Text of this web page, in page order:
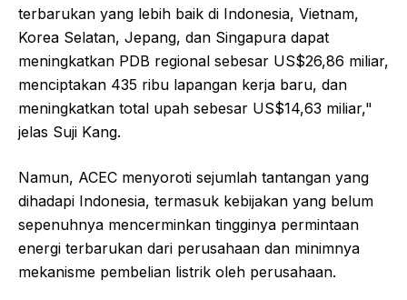
terbarukan yang lebih baik di Indonesia, Vietnam,
Korea Selatan, Jepang, dan Singapura dapat
meningkatkan PDB regional sebesar US$26,86 miliar,
menciptakan 435 ribu lapangan kerja baru, dan
meningkatkan total upah sebesar US$14,63 miliar,"
jelas Suji Kang.
Namun, ACEC menyoroti sejumlah tantangan yang
dihadapi Indonesia, termasuk kebijakan yang belum
sepenuhnya mencerminkan tingginya permintaan
energi terbarukan dari perusahaan dan minimnya
mekanisme pembelian listrik oleh perusahaan.